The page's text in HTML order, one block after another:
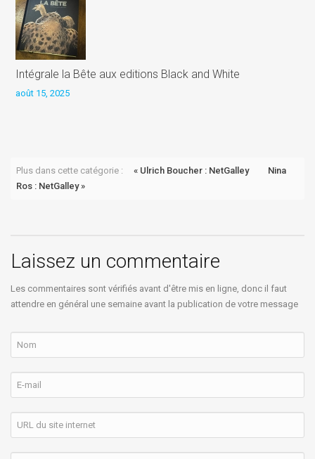
Intégrale la Bête aux editions Black and White
août 15, 2025
Plus dans cette catégorie : « Ulrich Boucher : NetGalley
Nina
Ros : NetGalley »
Laissez un commentaire
Les commentaires sont vérifiés avant d'être mis en ligne, donc il faut
attendre en général une semaine avant la publication de votre message